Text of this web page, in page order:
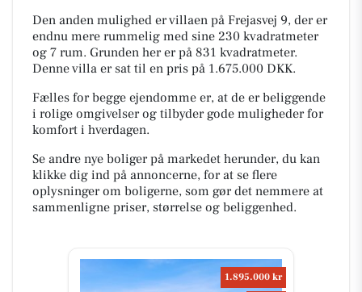
Den anden mulighed er villaen på Frejasvej 9, der er
endnu mere rummelig med sine 230 kvadratmeter
og 7 rum. Grunden her er på 831 kvadratmeter.
Denne villa er sat til en pris på 1.675.000 DKK.
Fælles for begge ejendomme er, at de er beliggende
i rolige omgivelser og tilbyder gode muligheder for
komfort i hverdagen.
Se andre nye boliger på markedet herunder, du kan
klikke dig ind på annoncerne, for at se flere
oplysninger om boligerne, som gør det nemmere at
sammenligne priser, størrelse og beliggenhed.
1.895.000 kr